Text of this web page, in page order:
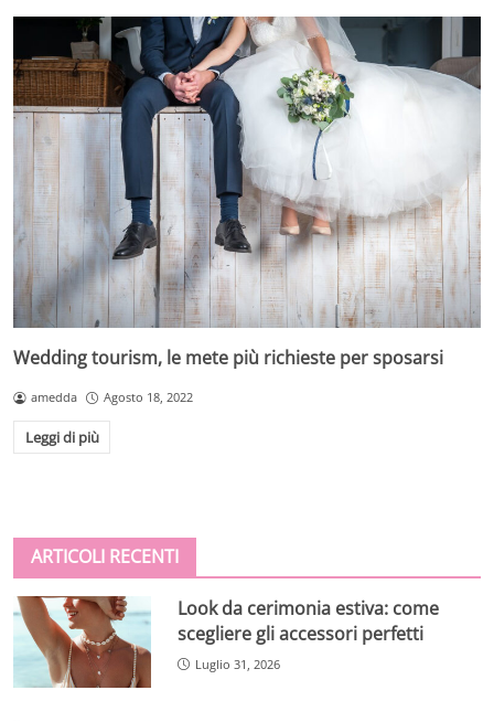
Wedding tourism, le mete più richieste per sposarsi
amedda Agosto 18, 2022
Leggi di più
ARTICOLI RECENTI
Look da cerimonia estiva: come
scegliere gli accessori perfetti
Luglio 31, 2026